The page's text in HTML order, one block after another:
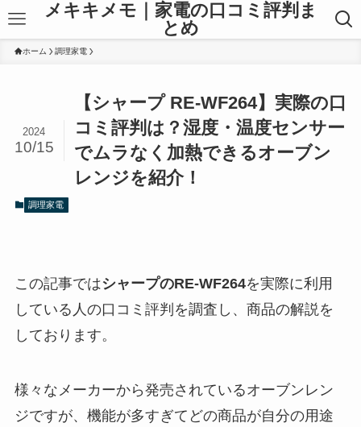
メキキメモ｜家電の口コミ評判ま
とめ
ホーム 調理家電
【シャープ RE-WF264】実際の口
コミ評判は？湿度・温度センサー
でムラなく加熱できるオーブン
レンジを紹介！
2024
10/15
調理家電
この記事ではシャープのRE-WF264を実際に利用
している人の口コミ評判を調査し、商品の解説を
しております。
様々なメーカーから発売されているオーブンレン
ジですが、機能が多すぎてどの商品が自分の用途